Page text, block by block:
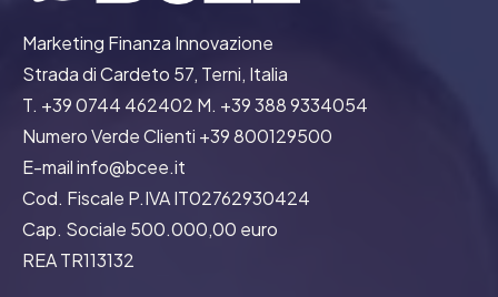
Marketing Finanza Innovazione
Strada di Cardeto 57, Terni, Italia
T. +39 0744 462402 M. +39 388 9334054
Numero Verde Clienti +39 800129500
E-mail info@bcee.it
Cod. Fiscale P.IVA IT02762930424
Cap. Sociale 500.000,00 euro
REA TR113132